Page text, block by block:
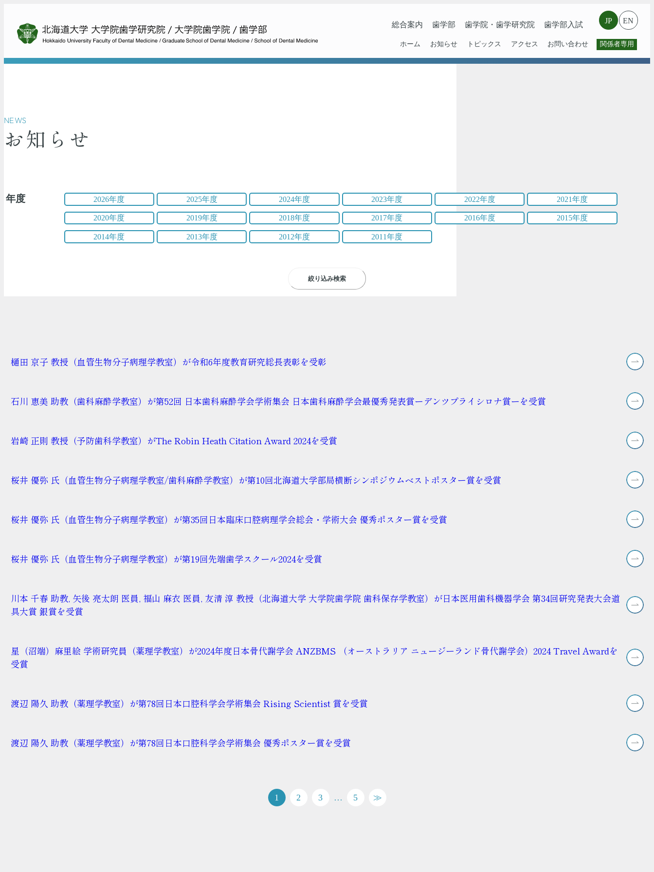
JP EN
総合案内 ⻭学部 歯学院・⻭学研究院 歯学部入試
ホーム お知らせ トピックス アクセス お問い合わせ 関係者専用
NEWS
お知らせ
年度 2026年度 2025年度 2024年度 2023年度 2022年度 2021年度
2020年度 2019年度 2018年度 2017年度 2016年度 2015年度
2014年度 2013年度 2012年度 2011年度
絞り込み検索
樋田 京子 教授（血管生物分子病理学教室）が令和6年度教育研究総長表彰を受彰
石川 恵美 助教（歯科麻酔学教室）が第52回 日本歯科麻酔学会学術集会 日本歯科麻酔学会最優秀発表賞ーデンツプライシロナ賞ーを受賞
岩崎 正則 教授（予防歯科学教室）がThe Robin Heath Citation Award 2024を受賞
桜井 優弥 氏（血管生物分子病理学教室/歯科麻酔学教室）が第10回北海道大学部局横断シンポジウムベストポスター賞を受賞
桜井 優弥 氏（血管生物分子病理学教室）が第35回日本臨床口腔病理学会総会・学術大会 優秀ポスター賞を受賞
桜井 優弥 氏（血管生物分子病理学教室）が第19回先端歯学スクール2024を受賞
川本 千春 助教, 矢後 亮太朗 医員, 福山 麻衣 医員, 友清 淳 教授（北海道大学 大学院歯学院 歯科保存学教室）が日本医用歯科機器学会 第34回研究発表大会道
具大賞 銀賞を受賞
星（沼端）麻里絵 学術研究員（薬理学教室）が2024年度日本骨代謝学会 ANZBMS （オーストラリア ニュージーランド骨代謝学会）2024 Travel Awardを
受賞
渡辺 陽久 助教（薬理学教室）が第78回日本口腔科学会学術集会 Rising Scientist 賞を受賞
渡辺 陽久 助教（薬理学教室）が第78回日本口腔科学会学術集会 優秀ポスター賞を受賞
1 2 3 … 5 ≫